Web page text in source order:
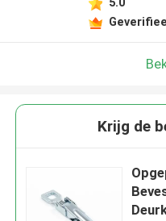
Krijg de